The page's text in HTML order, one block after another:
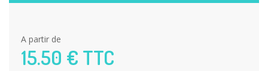
A partir de
15.50 € TTC